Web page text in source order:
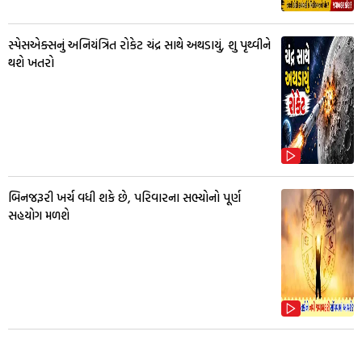
સ્પેસએક્સનું અનિયંત્રિત રોકેટ ચંદ્ર સાથે અથડાયું, શુ પૃથ્વીને
થશે ખતરો
બિનજરૂરી ખર્ચ વધી શકે છે, પરિવારના સભ્યોનો પૂર્ણ
સહયોગ મળશે